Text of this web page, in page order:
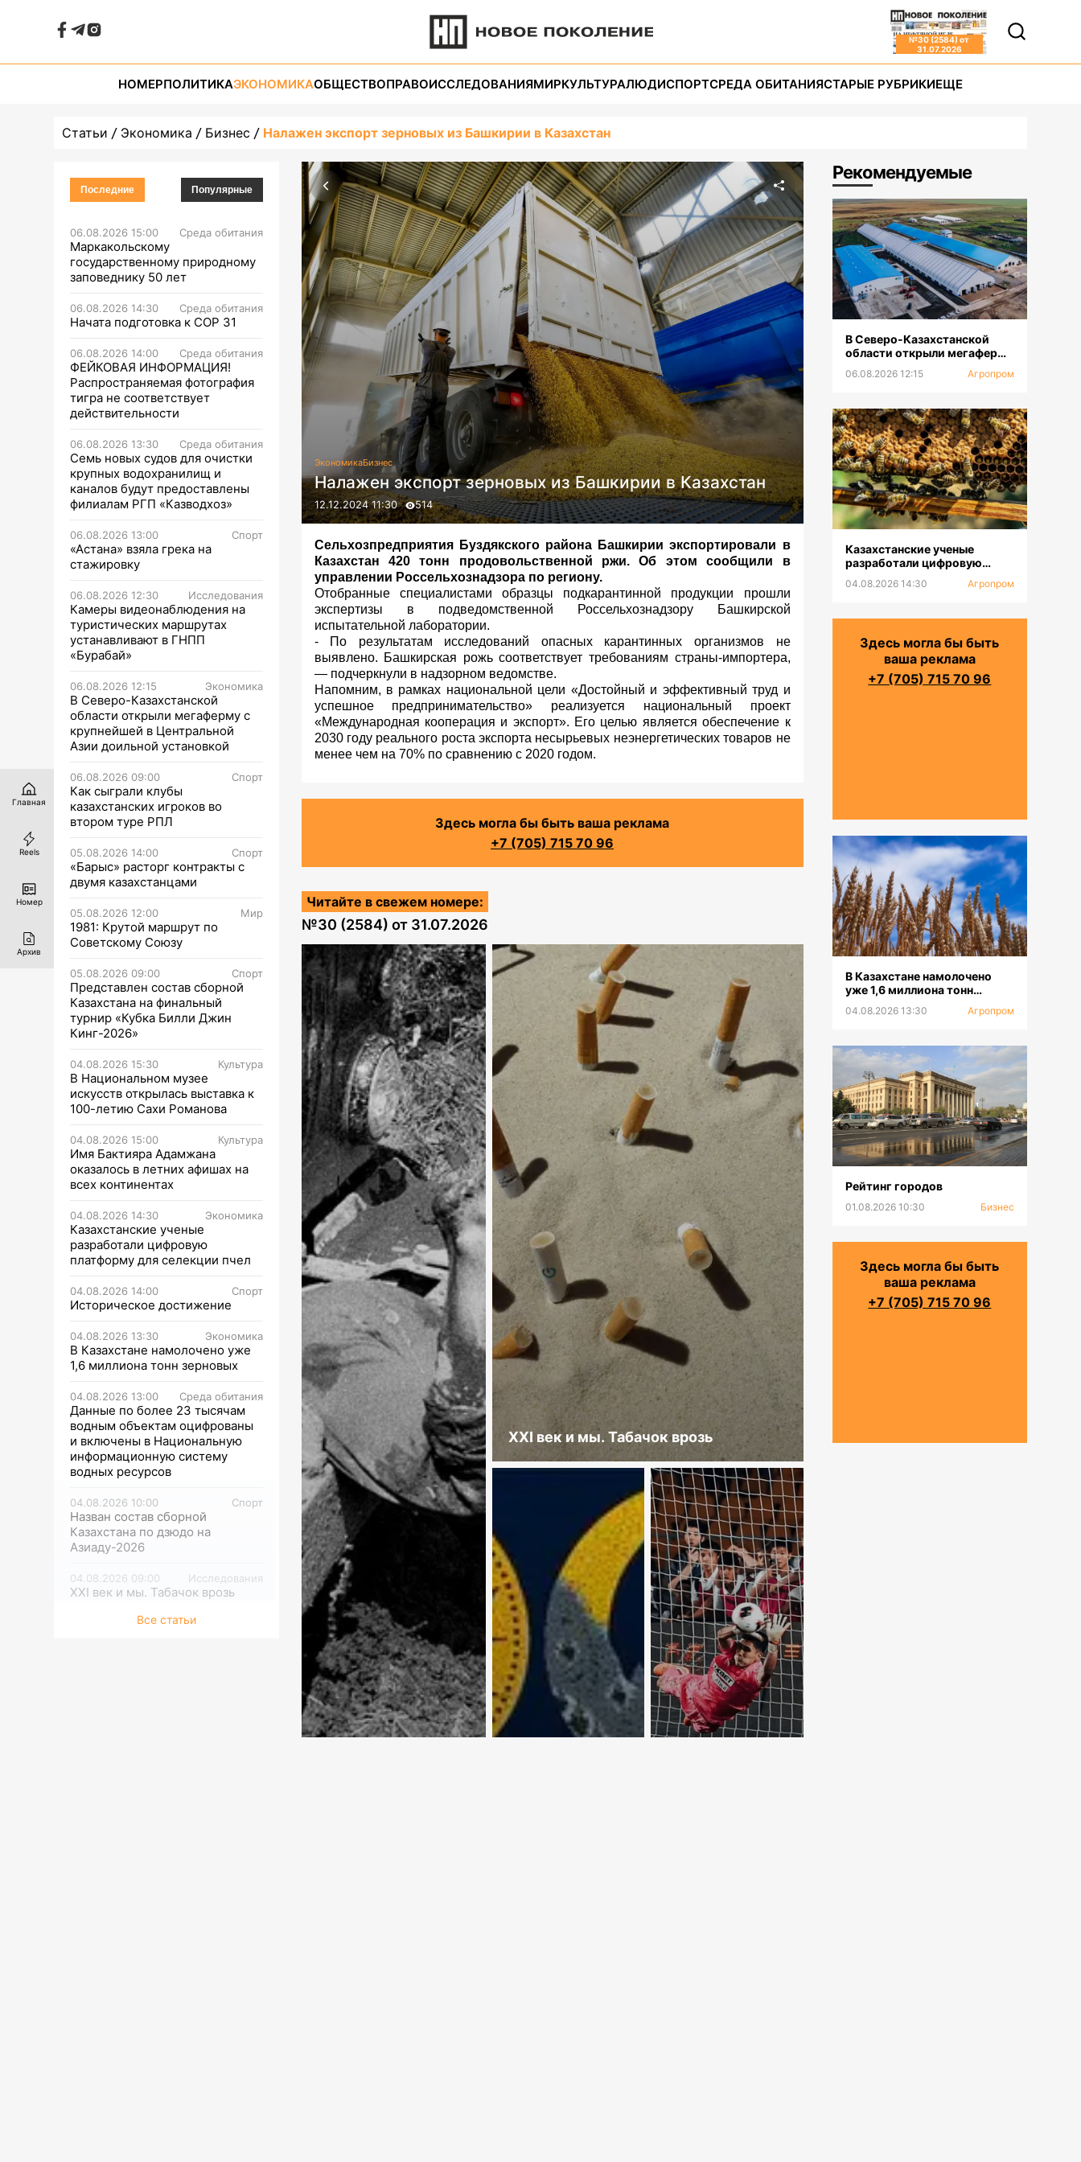
№30 (2584) от
31.07.2026
НОМЕРПОЛИТИКАЭКОНОМИКАОБЩЕСТВОПРАВОИССЛЕДОВАНИЯМИРКУЛЬТУРАЛЮДИСПОРТСРЕДА ОБИТАНИЯСТАРЫЕ РУБРИКИЕЩЕ
Статьи Экономика Бизнес Налажен экспорт зерновых из Башкирии в Казахстан
Последние Популярные
06.08.2026 15:00 Среда обитания
Маркакольскому
государственному природному
заповеднику 50 лет
06.08.2026 14:30 Среда обитания
Начата подготовка к СОР 31
06.08.2026 14:00 Среда обитания
ФЕЙКОВАЯ ИНФОРМАЦИЯ!
Распространяемая фотография
тигра не соответствует
действительности
06.08.2026 13:30 Среда обитания
Семь новых судов для очистки
крупных водохранилищ и
каналов будут предоставлены
филиалам РГП «Казводхоз»
06.08.2026 13:00 Спорт
«Астана» взяла грека на
стажировку
06.08.2026 12:30 Исследования
Камеры видеонаблюдения на
туристических маршрутах
устанавливают в ГНПП
«Бурабай»
06.08.2026 12:15 Экономика
В Северо-Казахстанской
области открыли мегаферму с
крупнейшей в Центральной
Азии доильной установкой
06.08.2026 09:00 Спорт
Как сыграли клубы
казахстанских игроков во
втором туре РПЛ
05.08.2026 14:00 Спорт
«Барыс» расторг контракты с
двумя казахстанцами
05.08.2026 12:00 Мир
1981: Крутой маршрут по
Советскому Союзу
05.08.2026 09:00 Спорт
Представлен состав сборной
Казахстана на финальный
турнир «Кубка Билли Джин
Кинг-2026»
04.08.2026 15:30 Культура
В Национальном музее
искусств открылась выставка к
100-летию Сахи Романова
04.08.2026 15:00 Культура
Имя Бактияра Адамжана
оказалось в летних афишах на
всех континентах
04.08.2026 14:30 Экономика
Казахстанские ученые
разработали цифровую
платформу для селекции пчел
04.08.2026 14:00 Спорт
Историческое достижение
04.08.2026 13:30 Экономика
В Казахстане намолочено уже
1,6 миллиона тонн зерновых
04.08.2026 13:00 Среда обитания
Данные по более 23 тысячам
водным объектам оцифрованы
и включены в Национальную
информационную систему
водных ресурсов
04.08.2026 10:00 Спорт
Назван состав сборной
Казахстана по дзюдо на
Азиаду-2026
04.08.2026 09:00 Исследования
XXI век и мы. Табачок врозь
03.08.2026 13:00Все статьи
ЭкономикаБизнес
Налажен экспорт зерновых из Башкирии в Казахстан
12.12.2024 11:30 514
Сельхозпредприятия Буздякского района Башкирии экспортировали в
Казахстан 420 тонн продовольственной ржи. Об этом сообщили в
управлении Россельхознадзора по региону.
Отобранные специалистами образцы подкарантинной продукции прошли
экспертизы в подведомственной Россельхознадзору Башкирской
испытательной лаборатории.
- По результатам исследований опасных карантинных организмов не
выявлено. Башкирская рожь соответствует требованиям страны-импортера,
— подчеркнули в надзорном ведомстве.
Напомним, в рамках национальной цели «Достойный и эффективный труд и
успешное предпринимательство» реализуется национальный проект
«Международная кооперация и экспорт». Его целью является обеспечение к
2030 году реального роста экспорта несырьевых неэнергетических товаров не
менее чем на 70% по сравнению с 2020 годом.
Здесь могла бы быть ваша реклама
+7 (705) 715 70 96
Читайте в свежем номере:
№30 (2584) от 31.07.2026
XXI век и мы. Табачок врозь
Рекомендуемые
В Северо-Казахстанской
области открыли мегаферму
Азии доильной установкой
06.08.2026 12:15 Агропром
Казахстанские ученые
разработали цифровую
пчел
04.08.2026 14:30 Агропром
Здесь могла бы быть
ваша реклама
+7 (705) 715 70 96
В Казахстане намолочено
уже 1,6 миллиона тонн
04.08.2026 13:30 Агропром
Рейтинг городов
01.08.2026 10:30 Бизнес
Здесь могла бы быть
ваша реклама
+7 (705) 715 70 96
Главная
Reels
Номер
Архив